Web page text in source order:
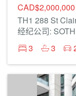
CAD$2,000,000
TH1 288 St
3
3